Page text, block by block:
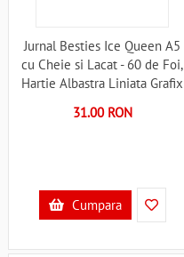
Jurnal Besties Ice Queen A5
cu Cheie si Lacat - 60 de Foi,
Hartie Albastra Liniata Grafix
31.00 RON
Cumpara